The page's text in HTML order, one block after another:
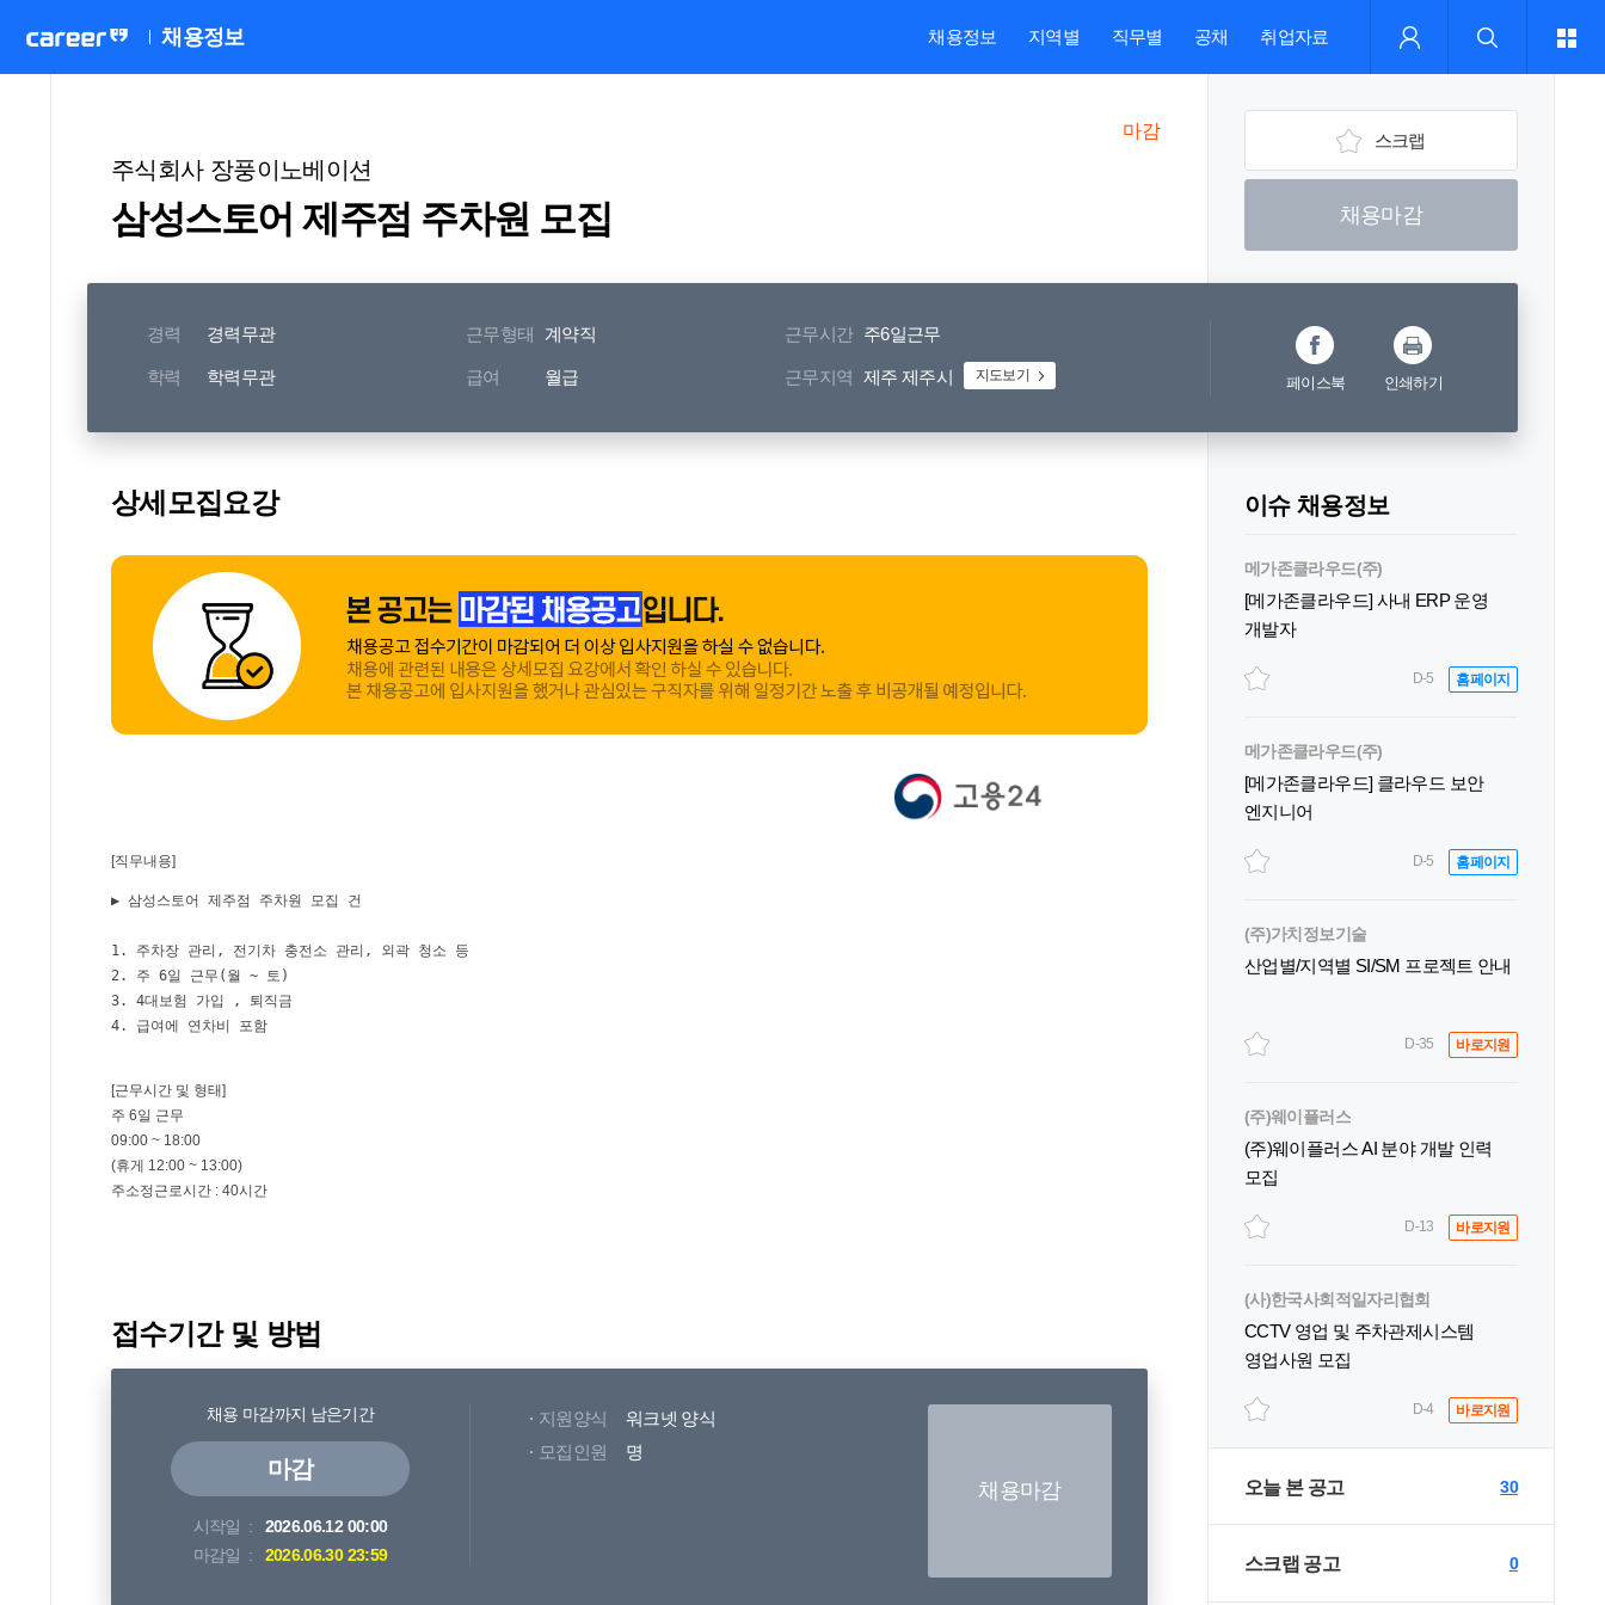
채용정보 채용정보 지역별 직무별 공채 취업자료
주식회사 장풍이노베이션
삼성스토어 제주점 주차원 모집
마감 스크랩
채용마감
경력 경력무관 근무형태 계약직 근무시간 주6일근무
학력 학력무관 급여 월급 근무지역 제주 제주시 지도보기 페이스북 인쇄하기
상세모집요강
접수기간 및 방법
채용 마감까지 남은기간
마감
시작일
2026.06.12 00:00
마감일
2026.06.30 23:59
지원양식
워크넷 양식
모집인원
명
채용마감
이슈 채용정보
메가존클라우드(주)
[메가존클라우드] 사내 ERP 운영
개발자
D-5 홈페이지
메가존클라우드(주)
[메가존클라우드] 클라우드 보안
엔지니어
D-5 홈페이지
(주)가치정보기술
산업별/지역별 SI/SM 프로젝트 안내
D-35 바로지원
(주)웨이플러스
(주)웨이플러스 AI 분야 개발 인력
모집
D-13 바로지원
(사)한국사회적일자리협회
CCTV 영업 및 주차관제시스템
영업사원 모집
D-4 바로지원
오늘 본 공고 30
스크랩 공고 0